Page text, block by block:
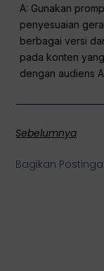
A: Gunakan
penyesuaian
berbagai versi
pada konten
dengan audiens
Sebelumnya
Bagikan